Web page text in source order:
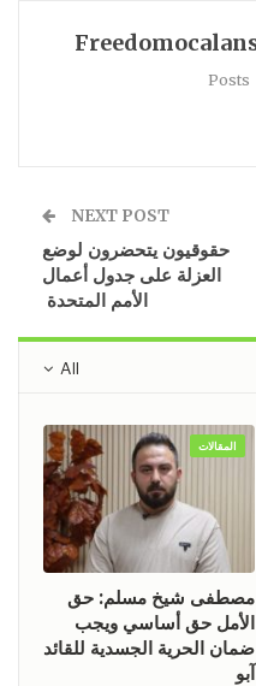
Posts
NEXT POST
حقوقيون يتحضرون لوضع
العزلة على جدول أعمال
الأمم المتحدة
All
المقالات
مصطفى شيخ مسلم: حق
الأمل حق أساسي ويجب
ضمان الحرية الجسدية للقائد
آبو